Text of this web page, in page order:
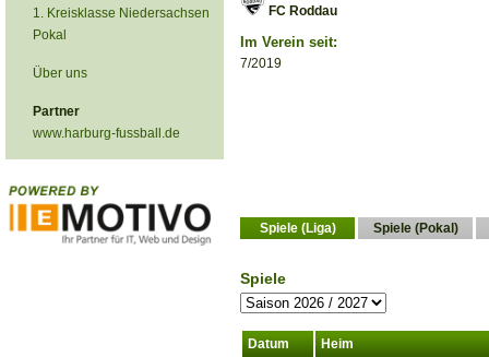
1. Kreisklasse Niedersachsen
Pokal
Über uns
Partner
www.harburg-fussball.de
FC Roddau
Im Verein seit:
7/2019
Spiele (Liga) Spiele (Pokal)
Spiele
Datum Heim